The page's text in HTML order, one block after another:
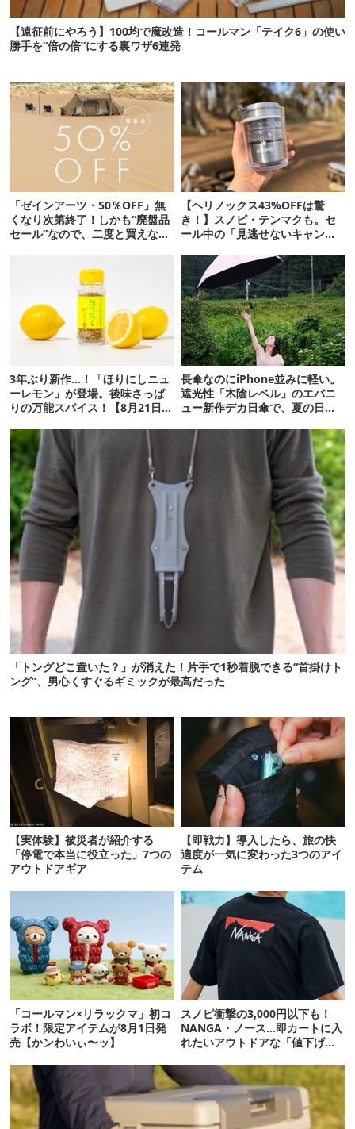
【遠征前にやろう】100均で魔改造！コールマン「テイク6」の使い
勝手を“倍の倍”にする裏ワザ6連発
「ゼインアーツ・50％OFF」無
くなり次第終了！しかも“廃盤品
セール”なので、二度と買えない
【ヘリノックス43%OFFは驚
き！】スノピ・テンマクも。セ
ール中の「見逃せないキャンプ
3年ぶり新作…！「ほりにしニュ
ーレモン」が登場。後味さっぱ
りの万能スパイス！【8月21日発
長傘なのにiPhone並みに軽い。
遮光性「木陰レベル」のエバニ
ュー新作デカ日傘で、夏の日焼
「トングどこ置いた？」が消えた！片手で1秒着脱できる“首掛けト
ング”、男心くすぐるギミックが最高だった
【実体験】被災者が紹介する
「停電で本当に役立った」7つの
アウトドアギア
【即戦力】導入したら、旅の快
適度が一気に変わった3つのアイ
テム
「コールマン×リラックマ」初コ
ラボ！限定アイテムが8月1日発
売【かンわいぃ〜ッ】
スノピ衝撃の3,000円以下も！
NANGA・ノース…即カートに入
れたいアウトドアな「値下げ夏